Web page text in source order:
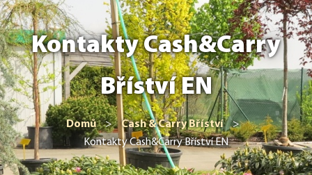
Kontakty Cash&Carry
Bříství EN
Domů > Cash & Carry Bříství
>
Kontakty Cash&Carry Bříství EN